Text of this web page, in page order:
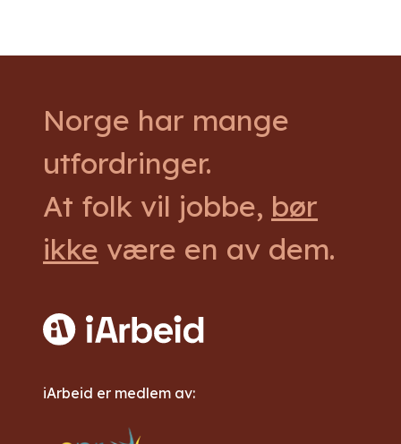
Norge har mange
utfordringer.
At folk vil jobbe, bør
ikke være en av dem.
iArbeid er medlem av: